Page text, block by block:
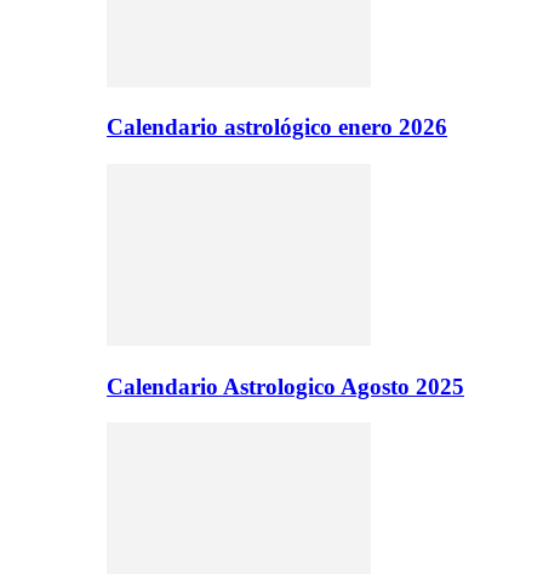
Calendario astrológico enero 2026
Calendario Astrologico Agosto 2025